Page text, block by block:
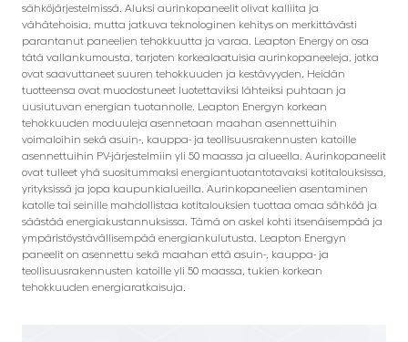
sähköjärjestelmissä. Aluksi aurinkopaneelit olivat kalliita ja
vähätehoisia, mutta jatkuva teknologinen kehitys on merkittävästi
parantanut paneelien tehokkuutta ja varaa. Leapton Energy on osa
tätä vallankumousta, tarjoten korkealaatuisia aurinkopaneeleja, jotka
ovat saavuttaneet suuren tehokkuuden ja kestävyyden. Heidän
tuotteensa ovat muodostuneet luotettaviksi lähteiksi puhtaan ja
uusiutuvan energian tuotannolle. Leapton Energyn korkean
tehokkuuden moduuleja asennetaan maahan asennettuihin
voimaloihin sekä asuin-, kauppa- ja teollisuusrakennusten katoille
asennettuihin PV-järjestelmiin yli 50 maassa ja alueella. Aurinkopaneelit
ovat tulleet yhä suositummaksi energiantuotantotavaksi kotitalouksissa,
yrityksissä ja jopa kaupunkialueilla. Aurinkopaneelien asentaminen
katolle tai seinille mahdollistaa kotitalouksien tuottaa omaa sähköä ja
säästää energiakustannuksissa. Tämä on askel kohti itsenäisempää ja
ympäristöystävällisempää energiankulutusta. Leapton Energyn
paneelit on asennettu sekä maahan että asuin-, kauppa- ja
teollisuusrakennusten katoille yli 50 maassa, tukien korkean
tehokkuuden energiaratkaisuja.